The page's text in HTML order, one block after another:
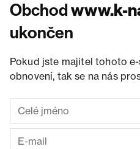
Obchodwww.k-
ukončen
Pokud jste majitel tohoto
obnovení, tak se na nás